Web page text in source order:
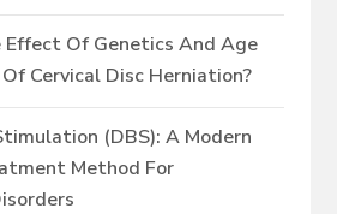
Of Genetics And Age
Cervical Disc Herniation?
(DBS): A Modern
Method For